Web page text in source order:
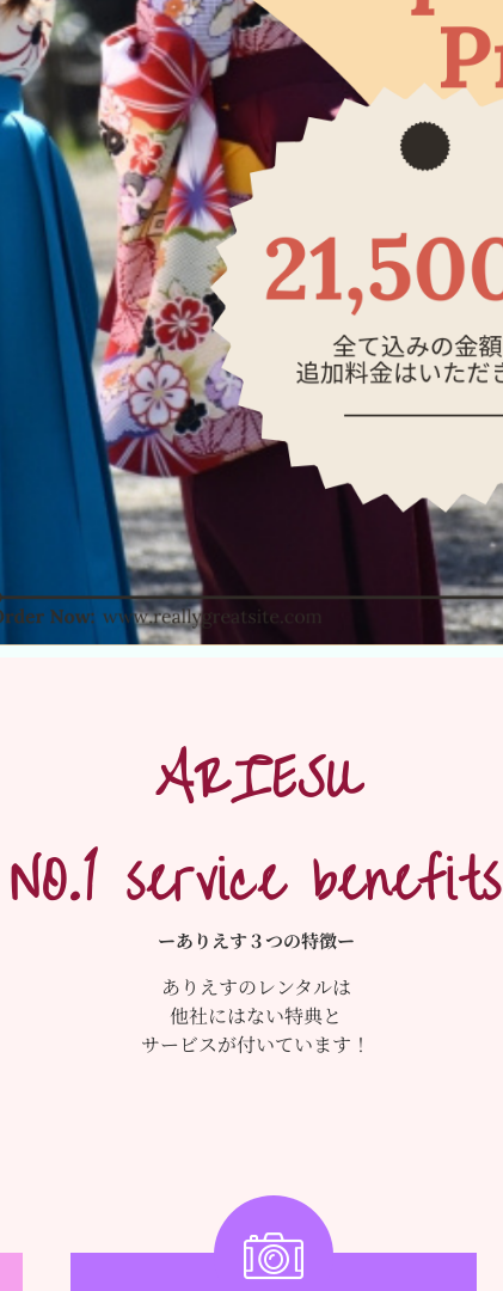
ARIESU
NO.1 service benefits
ーありえす３つの特徴ー
ありえすのレンタルは
他社にはない特典と
サービスが付いています！